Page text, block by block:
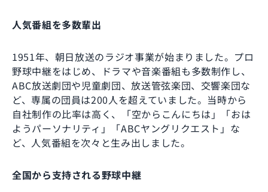
人気番組を多数輩出
1951年、朝日放送のラジオ事業が始まりました。プロ
野球中継をはじめ、ドラマや音楽番組も多数制作し、
ABC放送劇団や児童劇団、放送管弦楽団、交響楽団な
ど、専属の団員は200人を超えていました。当時から
自社制作の比率は高く、「空からこんにちは」「おは
ようパーソナリティ」「ABCヤングリクエスト」な
ど、人気番組を次々と生み出しました。
全国から支持される野球中継